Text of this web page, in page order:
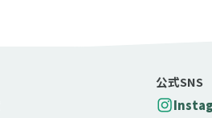
公式SNS